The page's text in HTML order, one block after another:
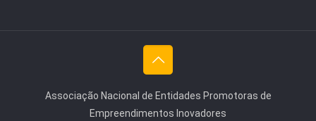
Associação Nacional de Entidades Promotoras de
Empreendimentos Inovadores